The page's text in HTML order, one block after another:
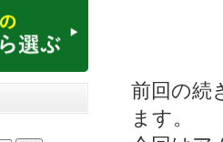
前回の続
ます。